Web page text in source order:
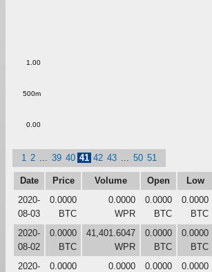
0.00
500m
1.00
1 2 39 40 41 42 43 50 51
Date Price Volume Open Low
2020-
08-03
0.0000
BTC
0.0000
WPR
0.0000
BTC
0.0000
BTC
2020-
08-02
0.0000
BTC
41,401.6047
WPR
0.0000
BTC
0.0000
BTC
2020-
0.0000
0.0000
0.0000
0.0000